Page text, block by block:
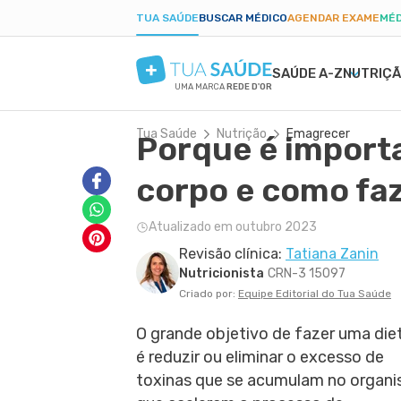
TUA SAÚDEBUSCAR MÉDICOAGENDAR EXAME
SAÚDE A-Z
UMA MARCAREDE D'OR
SINTOMAS
BULAS E REMÉDIOS
EXAMES
VIDA ÍNTIMA
SAÚDE DO HOMEM
PRIMEIROS SOCORROS
DIETAS
JEJUM INTERMITENTE
DIETA DUKAN
GRAVIDEZ SAUDÁVEL
ALIMENTAÇÃO NA GRAVIDEZ
EXERCÍCIO NA GRAVIDEZ
DESCONFORTOS DA GRAVIDEZ
SAÚDE MENTAL
ANSIEDADE
DEPRESSÃO
TDAH
BORDERLINE
FOBIAS
LONGEVIDADE
BELEZA E
PELE SECA
CICATRIZ
RUGAS
Tua Saúde Nutrição Emagrecer
Porque é
corpo e como
Atualizado em outubro 2023
Revisão clínica: Tatiana Zanin
Nutricionista CRN-3 15097
Criado por: Equipe Editorial do Tua Saúde
O grande objetivo de fazer uma
é reduzir ou eliminar o excesso de
toxinas que se acumulam no